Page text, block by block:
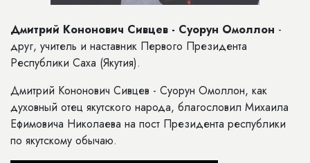
Дмитрий Кононович Сивцев - Суорун Омоллон -
друг, учитель и наставник Первого Президента
Республики Саха (Якутия).
Дмитрий Кононович Сивцев - Суорун Омоллон, как
духовный отец якутского народа, благословил Михаила
Ефимовича Николаева на пост Президента республики
по якутскому обычаю.